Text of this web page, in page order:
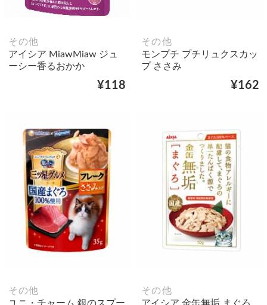
その他
アイシア MiawMiaw ジュ
ーシー香るおかか
¥118
その他
モンプチ プチリュクスカッ
プ ささみ
¥162
その他
その他